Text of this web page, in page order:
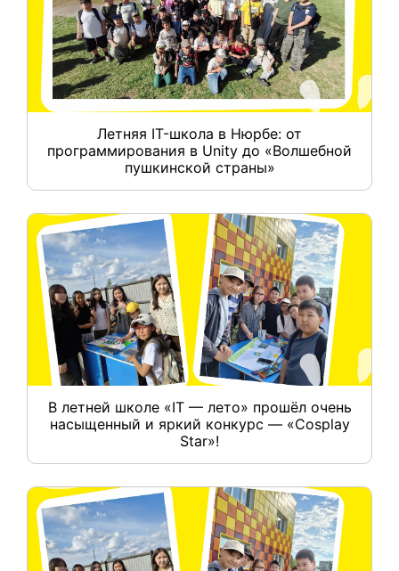
Летняя IT-школа в Нюрбе: от
программирования в Unity до «Волшебной
пушкинской страны»
В летней школе «IT — лето» прошёл очень
насыщенный и яркий конкурс — «Cosplay
Star»!